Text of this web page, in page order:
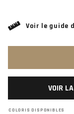
Voir le guide
VOIR
COLORIS DISPONIBLES